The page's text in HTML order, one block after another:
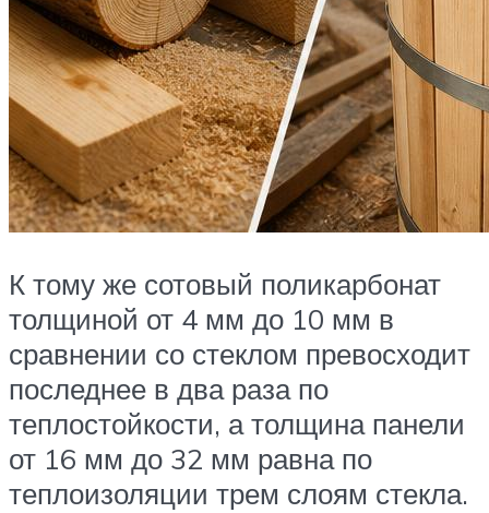
К тому же сотовый поликарбонат
толщиной от 4 мм до 10 мм в
сравнении со стеклом превосходит
последнее в два раза по
теплостойкости, а толщина панели
от 16 мм до 32 мм равна по
теплоизоляции трем слоям стекла.